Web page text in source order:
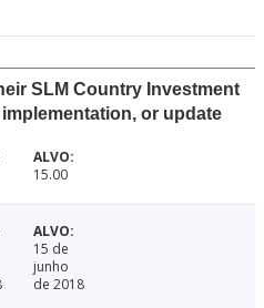
SLM Country Investment
or update
15.00
15 de
junho
de 2018